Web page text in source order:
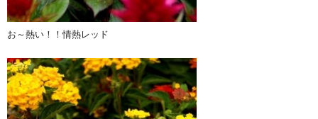
お～熱い！！情熱レッド